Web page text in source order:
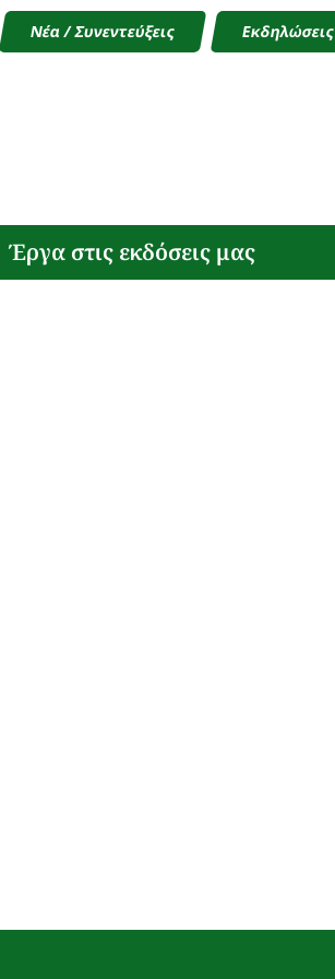
Νέα / Συνεντεύξεις Εκδηλώσεις
Έργα στις εκδόσεις μας